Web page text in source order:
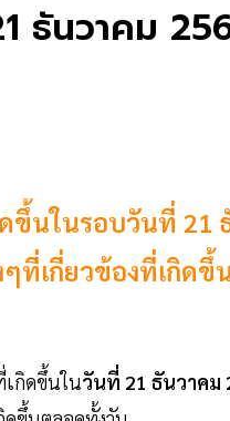
ธันวาคม
ขึ้นในรอบวันที่ 21
ที่เกี่ยวข้องที่เกิดขึ้
เกิดขึ้นในวันที่ 21 ธันวาคม